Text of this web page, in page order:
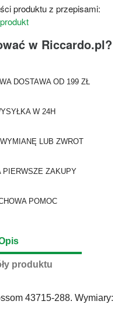
produktu z przepisami:
w Riccardo.pl?
DOSTAWA OD 199 ZŁ
W 24H
LUB ZWROT
PIERWSZE ZAKUPY
POMOC
produktu
43715-288. Wymiary: